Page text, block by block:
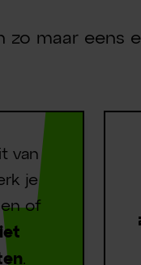
zo maar eens
van
je
of
.